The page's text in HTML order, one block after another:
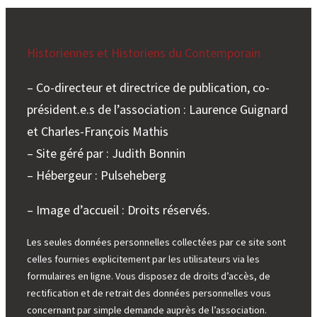
Historiennes et Historiens du Contemporain
– Co-directeur et directrice de publication, co-
président.e.s de l’association : Laurence Guignard
et Charles-François Mathis
– Site géré par : Judith Bonnin
– Hébergeur : Pulseheberg
– Image d’accueil : Droits réservés.
Les seules données personnelles collectées par ce site sont
celles fournies explicitement par les utilisateurs via les
formulaires en ligne. Vous disposez de droits d’accès, de
rectification et de retrait des données personnelles vous
concernant par simple demande auprès de l’association.